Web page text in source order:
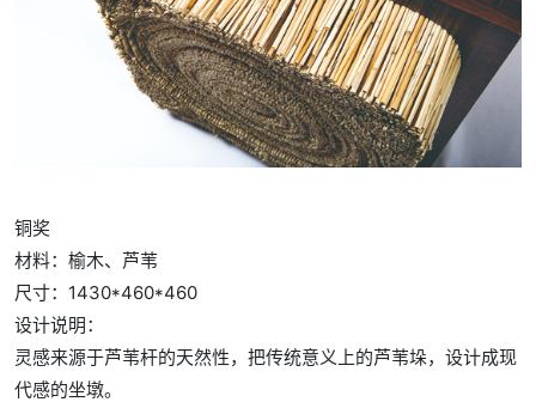
铜奖
材料：榆木、芦苇
尺寸：1430*460*460
设计说明：
灵感来源于芦苇杆的天然性，把传统意义上的芦苇垛，设计成现
代感的坐墩。